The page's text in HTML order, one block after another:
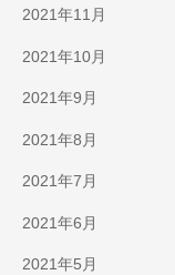
2021年11月
2021年10月
2021年9月
2021年8月
2021年7月
2021年6月
2021年5月